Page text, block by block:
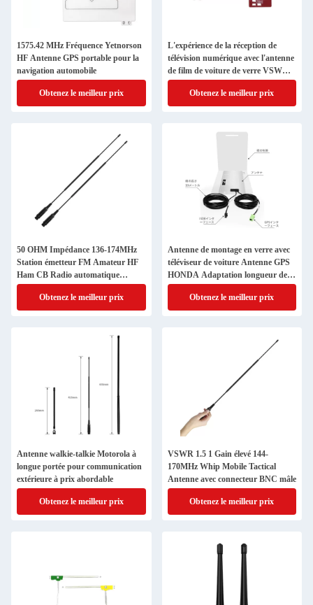
1575.42 MHz Fréquence Yetnorson
HF Antenne GPS portable pour la
navigation automobile
Obtenez le meilleur prix
L'expérience de la réception de
télévision numérique avec l'antenne
de film de voiture de verre VSWR
1.5 1 du Japon
Obtenez le meilleur prix
50 OHM Impédance 136-174MHz
Station émetteur FM Amateur HF
Ham CB Radio automatique
antenne avec gain de 8dbi
Obtenez le meilleur prix
Antenne de montage en verre avec
téléviseur de voiture Antenne GPS
HONDA Adaptation longueur de
câble 3000 mm
Obtenez le meilleur prix
Antenne walkie-talkie Motorola à
longue portée pour communication
extérieure à prix abordable
Obtenez le meilleur prix
VSWR 1.5 1 Gain élevé 144-
170MHz Whip Mobile Tactical
Antenne avec connecteur BNC mâle
Obtenez le meilleur prix